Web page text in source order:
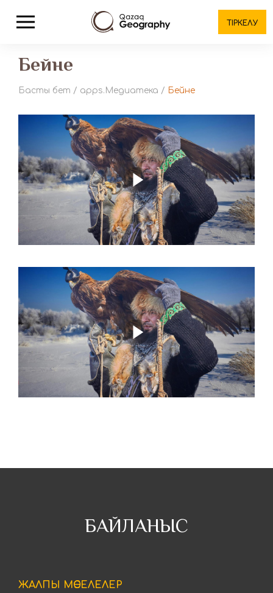
ТІРКЕЛУ
Бейне
Басты бет / apps.Медиатека / Бейне
БАЙЛАНЫС
ЖАЛПЫ МӘСЕЛЕЛЕР